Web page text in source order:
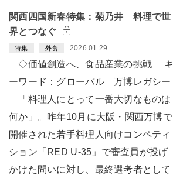
関西四国新春特集：菊乃井 料理で世
界とつなぐ
特集 外食 2026.01.29
◇価値創造へ、食品産業の挑戦 キ
ーワード：グローバル 万博レガシー
「料理人にとって一番大切なものは
何か」。昨年10月に大阪・関西万博で
開催された若手料理人向けコンペティ
ション「RED U-35」で審査員が投げ
かけた問いに対し、最終選考者として